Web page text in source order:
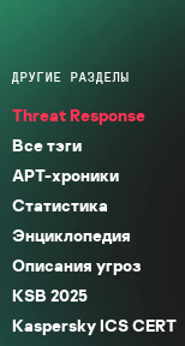
ДРУГИЕ РАЗДЕЛЫ
Threat Response
Все тэги
APT-хроники
Статистика
Энциклопедия
Описания угроз
KSB 2025
Kaspersky ICS CERT